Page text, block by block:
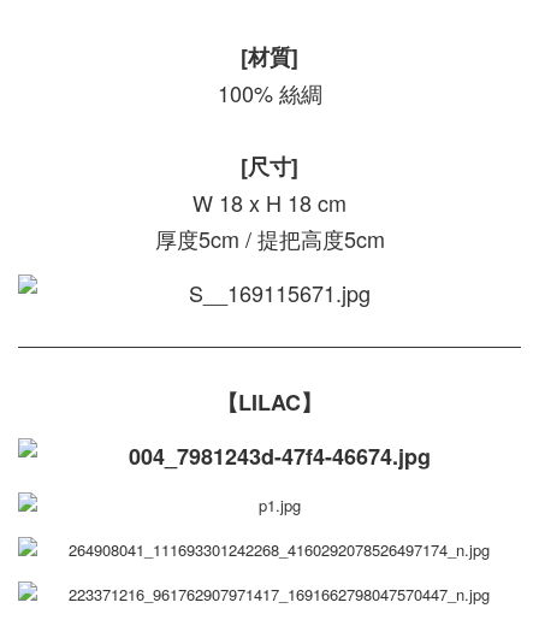
[材質]
100% 絲綢
[尺寸]
W 18 x H 18 cm
厚度5cm / 提把高度5cm
【LILAC】